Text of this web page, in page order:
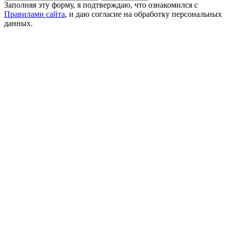
Заполняя эту форму, я подтверждаю, что ознакомился с
Правилами сайта, и даю согласие на обработку персональных
данных.